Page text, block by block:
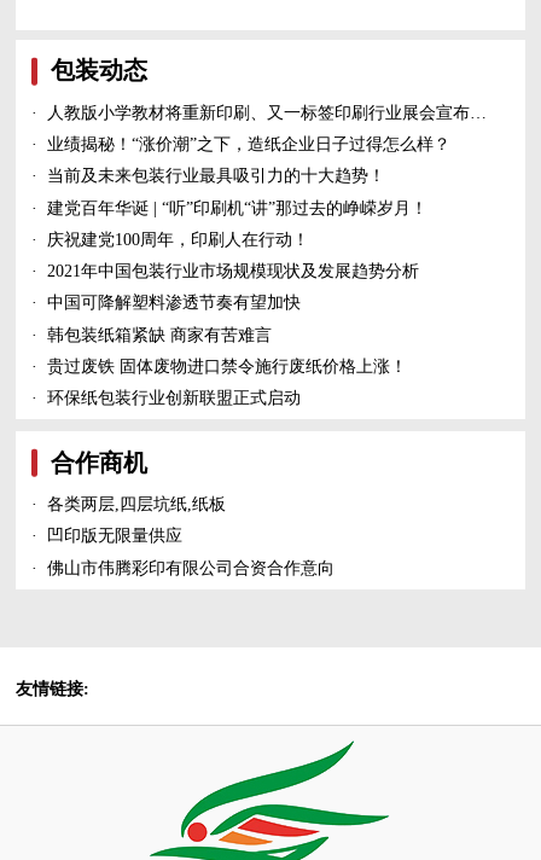
包装动态
·
人教版小学教材将重新印刷、又一标签印刷行业展会宣布延期、5家造纸及包装印刷富豪上榜新财富500富人榜......
·
业绩揭秘！“涨价潮”之下，造纸企业日子过得怎么样？
·
当前及未来包装行业最具吸引力的十大趋势！
·
建党百年华诞 | “听”印刷机“讲”那过去的峥嵘岁月！
·
庆祝建党100周年，印刷人在行动！
·
2021年中国包装行业市场规模现状及发展趋势分析
·
中国可降解塑料渗透节奏有望加快
·
韩包装纸箱紧缺 商家有苦难言
·
贵过废铁 固体废物进口禁令施行废纸价格上涨！
·
环保纸包装行业创新联盟正式启动
合作商机
·
各类两层,四层坑纸,纸板
·
凹印版无限量供应
·
佛山市伟腾彩印有限公司合资合作意向
友情链接: